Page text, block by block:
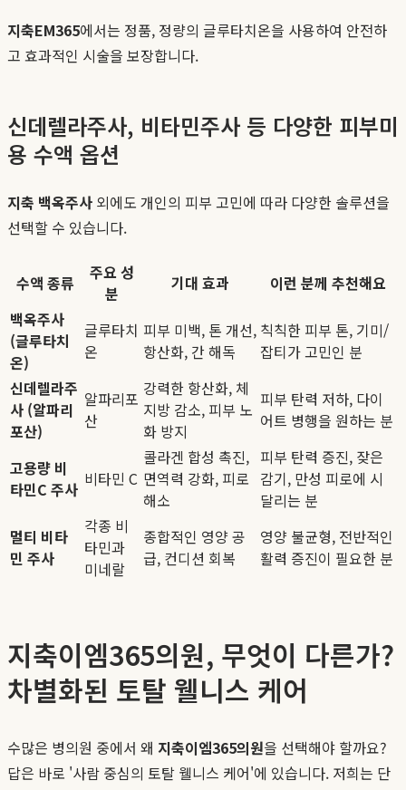
지축EM365에서는 정품, 정량의 글루타치온을 사용하여 안전하
고 효과적인 시술을 보장합니다.
신데렐라주사, 비타민주사 등 다양한 피부미
용 수액 옵션
지축 백옥주사 외에도 개인의 피부 고민에 따라 다양한 솔루션을
선택할 수 있습니다.
수액 종류
주요 성
분
기대 효과
이런 분께 추천해요
백옥주사
(글루타치
온)
글루타치
온
피부 미백, 톤 개선,
항산화, 간 해독
칙칙한 피부 톤, 기미/
잡티가 고민인 분
신데렐라주
사 (알파리
포산)
알파리포
산
강력한 항산화, 체
지방 감소, 피부 노
화 방지
피부 탄력 저하, 다이
어트 병행을 원하는 분
고용량 비
타민C 주사 비타민 C
콜라겐 합성 촉진,
면역력 강화, 피로
해소
피부 탄력 증진, 잦은
감기, 만성 피로에 시
달리는 분
멀티 비타
민 주사
각종 비
타민과
미네랄
종합적인 영양 공
급, 컨디션 회복
영양 불균형, 전반적인
활력 증진이 필요한 분
지축이엠365의원, 무엇이 다른가?
차별화된 토탈 웰니스 케어
수많은 병의원 중에서 왜 지축이엠365의원을 선택해야 할까요?
답은 바로 '사람 중심의 토탈 웰니스 케어'에 있습니다. 저희는 단